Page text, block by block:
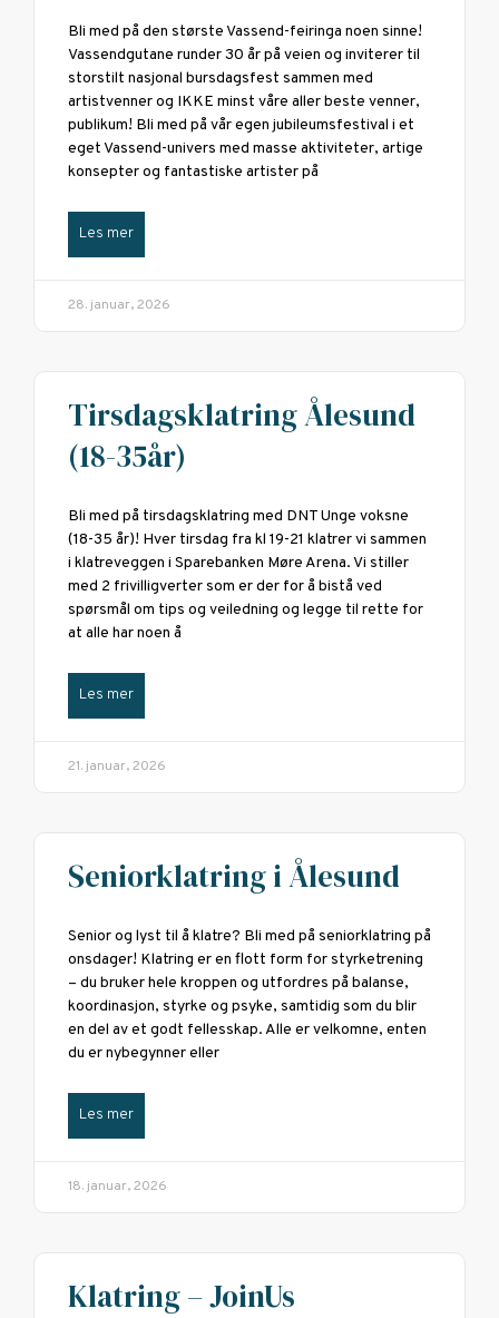
Bli med på den største Vassend-feiringa noen sinne!
Vassendgutane runder 30 år på veien og inviterer til
storstilt nasjonal bursdagsfest sammen med
artistvenner og IKKE minst våre aller beste venner,
publikum! Bli med på vår egen jubileumsfestival i et
eget Vassend-univers med masse aktiviteter, artige
konsepter og fantastiske artister på
Les mer
28. januar, 2026
Tirsdagsklatring Ålesund
(18-35år)
Bli med på tirsdagsklatring med DNT Unge voksne
(18-35 år)! Hver tirsdag fra kl 19-21 klatrer vi sammen
i klatreveggen i Sparebanken Møre Arena. Vi stiller
med 2 frivilligverter som er der for å bistå ved
spørsmål om tips og veiledning og legge til rette for
at alle har noen å
Les mer
21. januar, 2026
Seniorklatring i Ålesund
Senior og lyst til å klatre? Bli med på seniorklatring på
onsdager! Klatring er en flott form for styrketrening
– du bruker hele kroppen og utfordres på balanse,
koordinasjon, styrke og psyke, samtidig som du blir
en del av et godt fellesskap. Alle er velkomne, enten
du er nybegynner eller
Les mer
18. januar, 2026
Klatring – JoinUs